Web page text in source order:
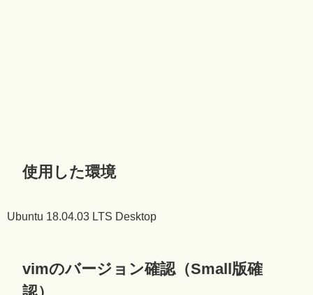
使用した環境
Ubuntu 18.04.03 LTS Desktop
vimのバージョン確認（Small版確
認）